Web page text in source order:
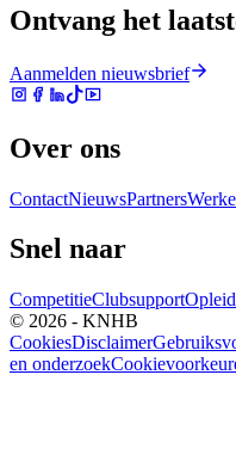
Ontvang het
Aanmelden nieuwsbrief
Over ons
ContactNieuwsPartners
Snel naar
CompetitieClubsupport
© 2026 - KNHB
CookiesDisclaimer
en onderzoek